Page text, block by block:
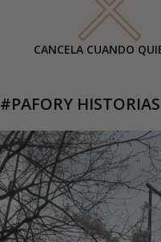
CANCELA CUANDO
#PAFORY